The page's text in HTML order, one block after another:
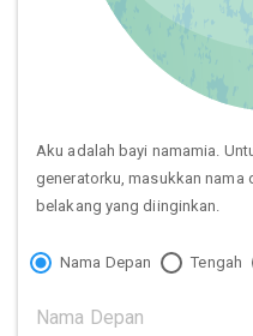
Aku adalah bayi namamia.
generatorku, masukkan nama
belakang yang diinginkan.
Nama Depan Tengah